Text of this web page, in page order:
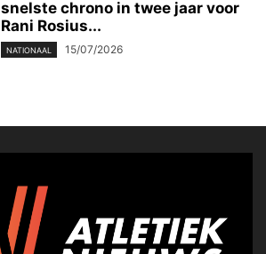
snelste chrono in twee jaar voor
Rani Rosius...
NATIONAAL 15/07/2026